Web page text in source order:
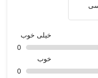
خیلی خوب
0
خوب
0